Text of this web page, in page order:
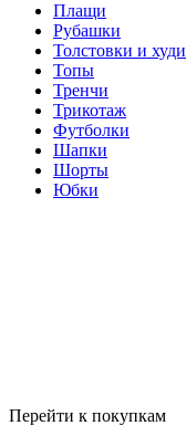
Плащи
Рубашки
Толстовки и худи
Топы
Тренчи
Трикотаж
Футболки
Шапки
Шорты
Юбки
Перейти к покупкам